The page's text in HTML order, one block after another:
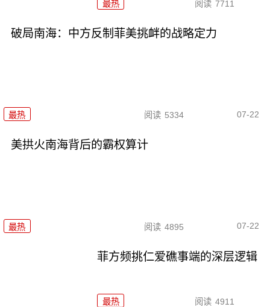
最热 阅读 7711
破局南海：中方反制菲美挑衅的战略定力
最热 阅读 5334 07-22
美拱火南海背后的霸权算计
最热 阅读 4895 07-22
菲方频挑仁爱礁事端的深层逻辑
最热 阅读 4911